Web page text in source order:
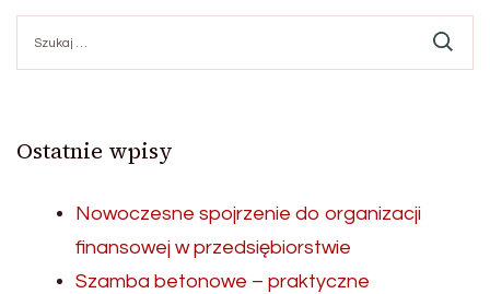
Ostatnie wpisy
Nowoczesne spojrzenie do organizacji
finansowej w przedsiębiorstwie
Szamba betonowe – praktyczne